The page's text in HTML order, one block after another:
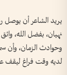
يريد الشاعر أن
نهيان، بفضل الله،
وحوادث الزمان، وأن
لديه وقت فراغ ليقف